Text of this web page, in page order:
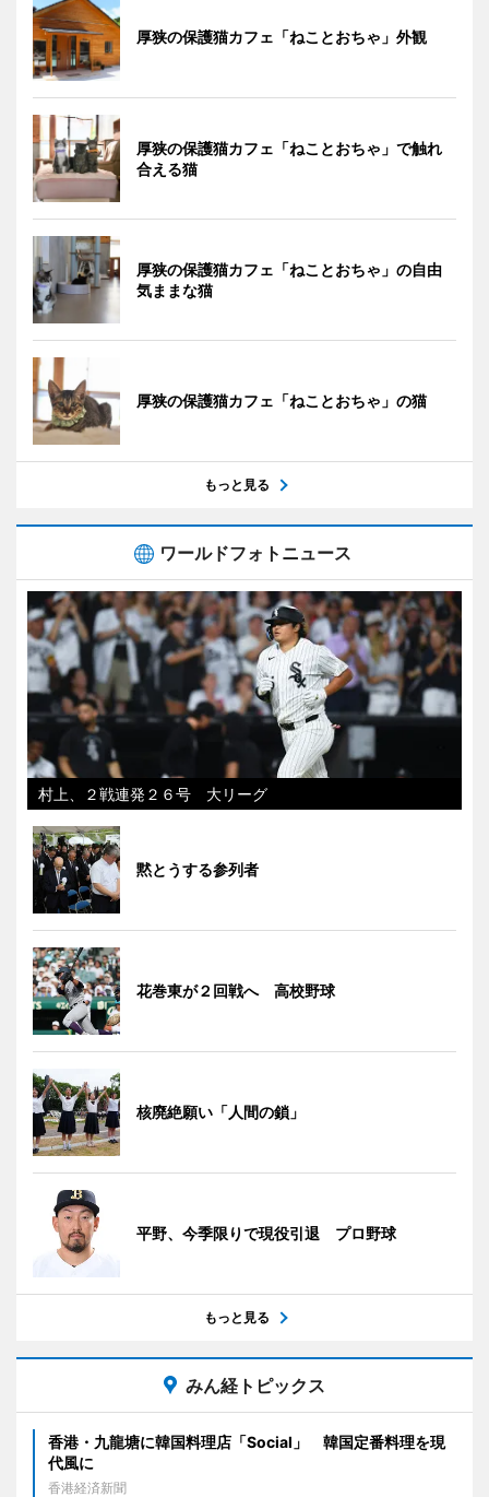
厚狭の保護猫カフェ「ねことおちゃ」外観
厚狭の保護猫カフェ「ねことおちゃ」で触れ
合える猫
厚狭の保護猫カフェ「ねことおちゃ」の自由
気ままな猫
厚狭の保護猫カフェ「ねことおちゃ」の猫
もっと見る
ワールドフォトニュース
村上、２戦連発２６号 大リーグ
黙とうする参列者
花巻東が２回戦へ 高校野球
核廃絶願い「人間の鎖」
平野、今季限りで現役引退 プロ野球
もっと見る
みん経トピックス
香港・九龍塘に韓国料理店「Social」 韓国定番料理を現
代風に
香港経済新聞